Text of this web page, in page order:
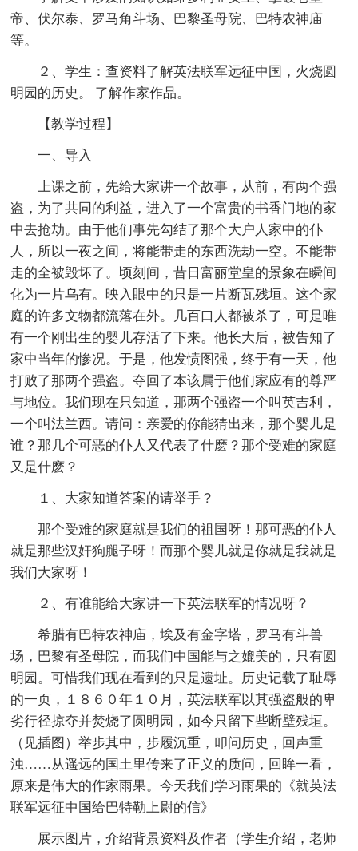
帝、伏尔泰、罗马角斗场、巴黎圣母院、巴特农神庙
等。
２、学生：查资料了解英法联军远征中国，火烧圆
明园的历史。 了解作家作品。
【教学过程】
一、导入
上课之前，先给大家讲一个故事，从前，有两个强
盗，为了共同的利益，进入了一个富贵的书香门地的家
中去抢劫。由于他们事先勾结了那个大户人家中的仆
人，所以一夜之间，将能带走的东西洗劫一空。不能带
走的全被毁坏了。顷刻间，昔日富丽堂皇的景象在瞬间
化为一片乌有。映入眼中的只是一片断瓦残垣。这个家
庭的许多文物都流落在外。几百口人都被杀了，可是唯
有一个刚出生的婴儿存活了下来。他长大后，被告知了
家中当年的惨况。于是，他发愤图强，终于有一天，他
打败了那两个强盗。夺回了本该属于他们家应有的尊严
与地位。我们现在只知道，那两个强盗一个叫英吉利，
一个叫法兰西。请问：亲爱的你能猜出来，那个婴儿是
谁？那几个可恶的仆人又代表了什麽？那个受难的家庭
又是什麽？
１、大家知道答案的请举手？
那个受难的家庭就是我们的祖国呀！那可恶的仆人
就是那些汉奸狗腿子呀！而那个婴儿就是你就是我就是
我们大家呀！
２、有谁能给大家讲一下英法联军的情况呀？
希腊有巴特农神庙，埃及有金字塔，罗马有斗兽
场，巴黎有圣母院，而我们中国能与之媲美的，只有圆
明园。可惜我们现在看到的只是遗址。历史记载了耻辱
的一页，１８６０年１０月，英法联军以其强盗般的卑
劣行径掠夺并焚烧了圆明园，如今只留下些断壁残垣。
（见插图）举步其中，步履沉重，叩问历史，回声重
浊……从遥远的国土里传来了正义的质问，回眸一看，
原来是伟大的作家雨果。今天我们学习雨果的《就英法
联军远征中国给巴特勒上尉的信》
展示图片，介绍背景资料及作者（学生介绍，老师